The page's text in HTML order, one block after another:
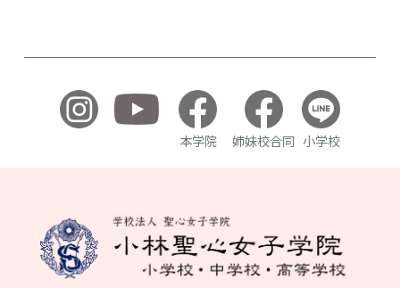
本学院 姉妹校合同 小学校